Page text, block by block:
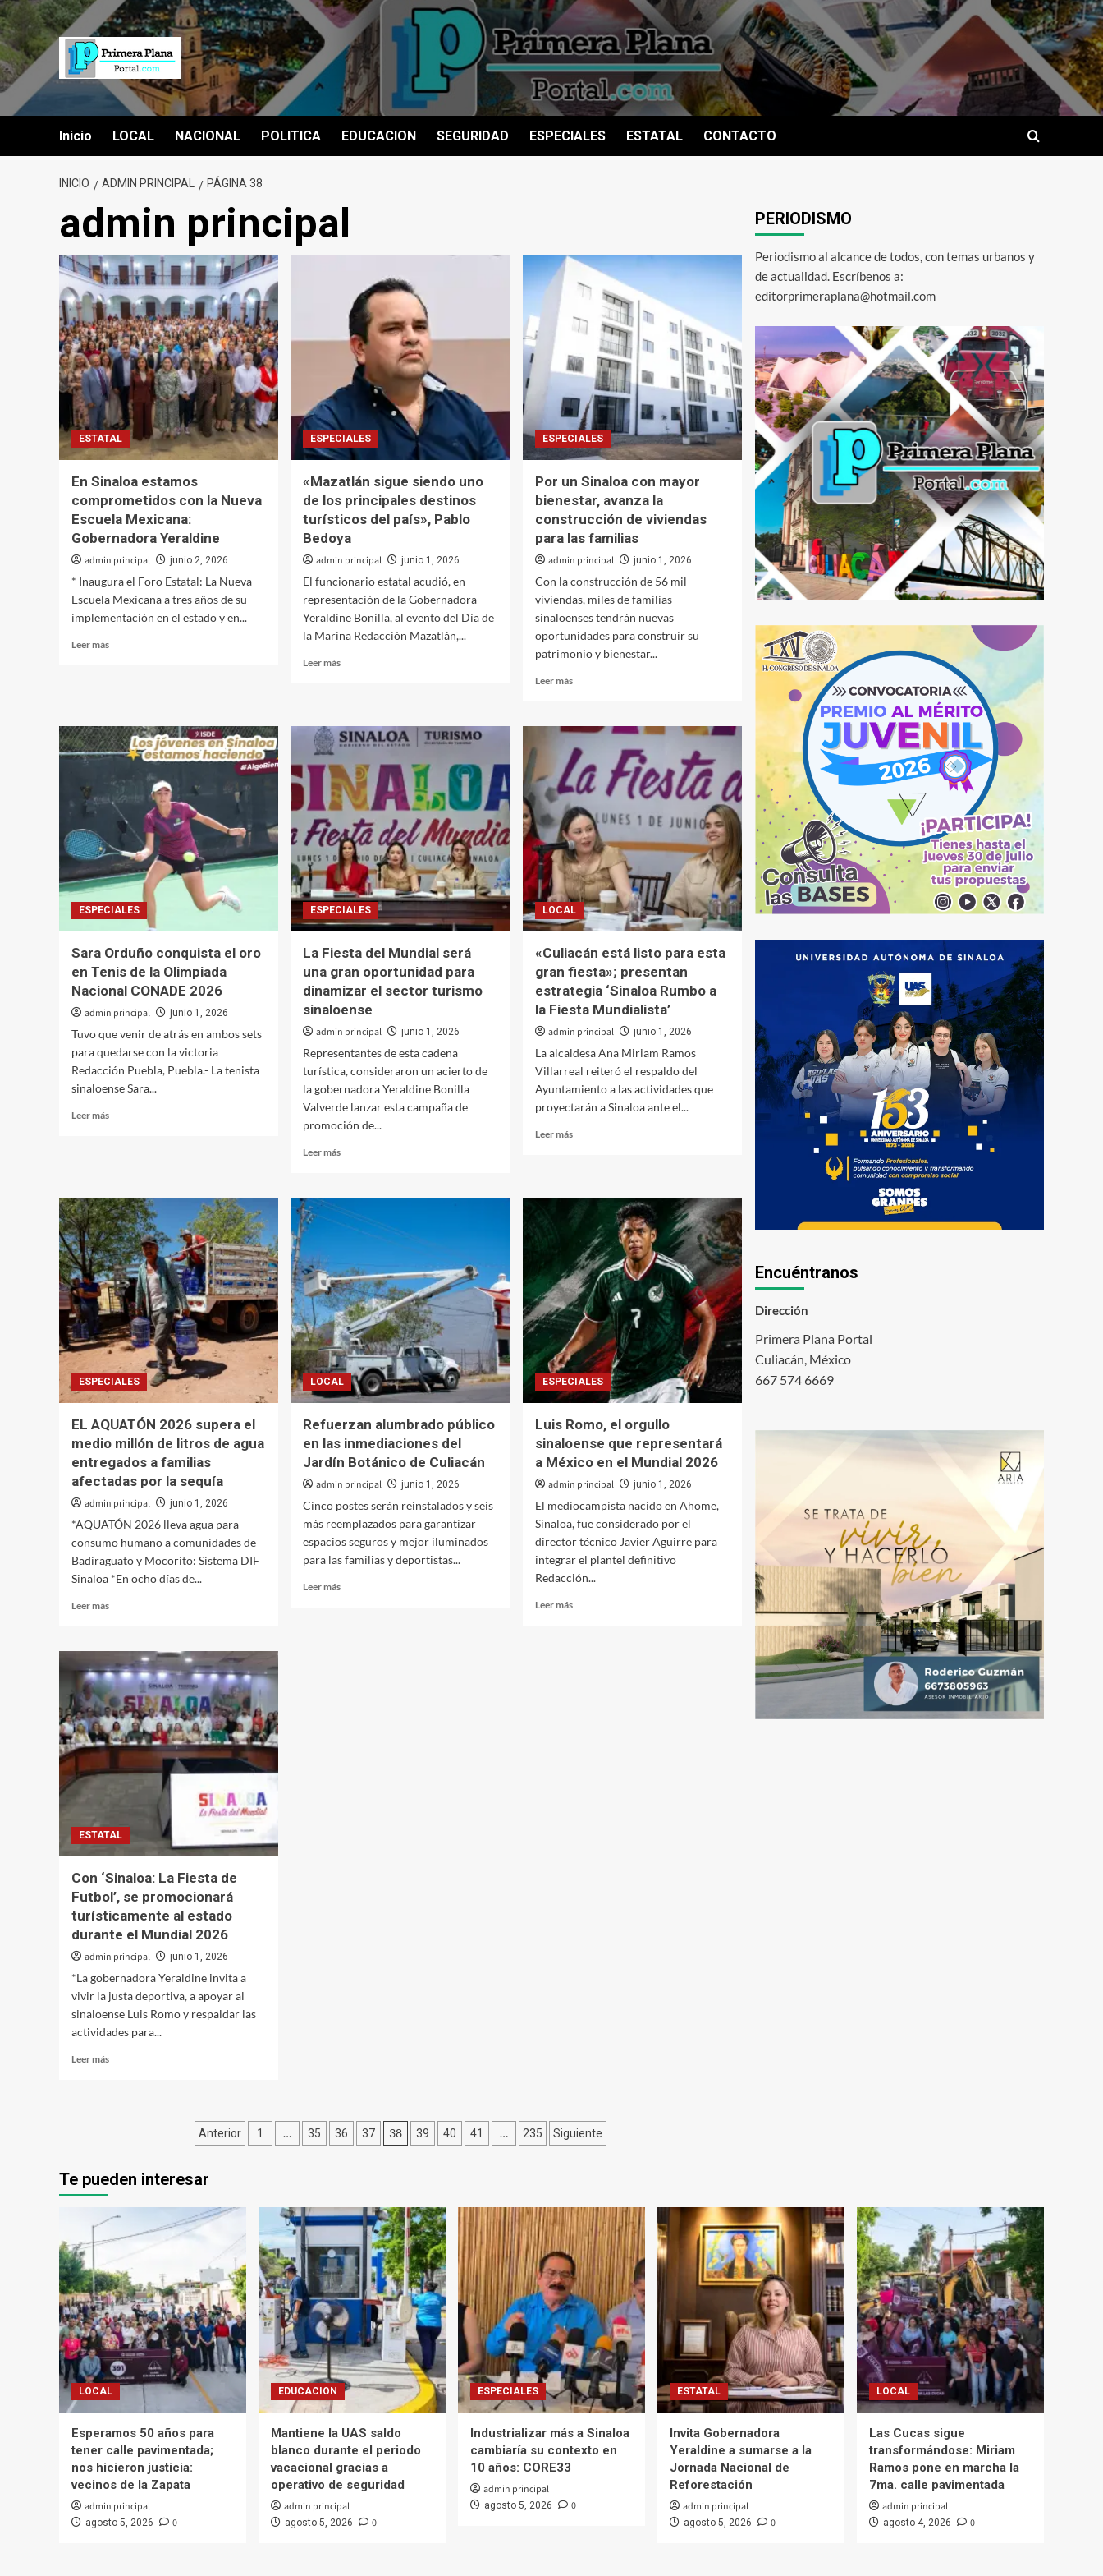
Saltar
al
contenido
Inicio LOCAL NACIONAL POLITICA EDUCACION SEGURIDAD ESPECIALES ESTATAL CONTACTO
INICIO ADMIN PRINCIPAL PÁGINA 38
admin principal
ESTATAL
En Sinaloa estamos
comprometidos con la Nueva
Escuela Mexicana:
Gobernadora Yeraldine
admin principal junio 2, 2026
* Inaugura el Foro Estatal: La Nueva
Escuela Mexicana a tres años de su
implementación en el estado y en...
Leer másLeer
comprometidos
con
Nueva
Escuela
Mexicana:
Gobernadora
Yeraldine
ESPECIALES
«Mazatlán sigue siendo uno
de los principales destinos
turísticos del país», Pablo
Bedoya
admin principal junio 1, 2026
El funcionario estatal acudió, en
representación de la Gobernadora
Yeraldine Bonilla, al evento del Día de
la Marina Redacción Mazatlán,...
Leer másLeer
siendo
de
los
principales
destinos
turísticos
del
país»,
Pablo
Bedoya
ESPECIALES
Por un Sinaloa con mayor
bienestar, avanza la
construcción de viviendas
para las familias
admin principal junio 1, 2026
Con la construcción de 56 mil
viviendas, miles de familias
sinaloenses tendrán nuevas
oportunidades para construir su
patrimonio y bienestar...
Leer másLeer
Por
Sinaloa
con
mayor
bienestar,
avanza
la
construcción
de
viviendas
para
las
familias
ESPECIALES
Sara Orduño conquista el oro
en Tenis de la Olimpiada
Nacional CONADE 2026
admin principal junio 1, 2026
Tuvo que venir de atrás en ambos sets
para quedarse con la victoria
Redacción Puebla, Puebla.- La tenista
sinaloense Sara...
Leer másLeer
el
oro
en
Tenis
de
la
Olimpiada
Nacional
CONADE
2026
ESPECIALES
La Fiesta del Mundial será
una gran oportunidad para
dinamizar el sector turismo
sinaloense
admin principal junio 1, 2026
Representantes de esta cadena
turística, consideraron un acierto de
la gobernadora Yeraldine Bonilla
Valverde lanzar esta campaña de
promoción de...
Leer másLeer
La
Fiesta
del
una
gran
oportunidad
para
dinamizar
el
sector
turismo
sinaloense
LOCAL
«Culiacán está listo para esta
gran fiesta»; presentan
estrategia ‘Sinaloa Rumbo a
la Fiesta Mundialista’
admin principal junio 1, 2026
La alcaldesa Ana Miriam Ramos
Villarreal reiteró el respaldo del
Ayuntamiento a las actividades que
proyectarán a Sinaloa ante el...
Leer másLeer
esta
gran
fiesta»;
presentan
estrategia
‘Sinaloa
Rumbo
a
la
Fiesta
Mundialista’
ESPECIALES
EL AQUATÓN 2026 supera el
medio millón de litros de agua
entregados a familias
afectadas por la sequía
admin principal junio 1, 2026
*AQUATÓN 2026 lleva agua para
consumo humano a comunidades de
Badiraguato y Mocorito: Sistema DIF
Sinaloa *En ocho días de...
Leer másLeer
EL
AQUATÓN
2026
supera
el
medio
millón
litros
a
por
la
sequía
LOCAL
Refuerzan alumbrado público
en las inmediaciones del
Jardín Botánico de Culiacán
admin principal junio 1, 2026
Cinco postes serán reinstalados y seis
más reemplazados para garantizar
espacios seguros y mejor iluminados
para las familias y deportistas...
Leer másLeer
ESPECIALES
Luis Romo, el orgullo
sinaloense que representará
a México en el Mundial 2026
admin principal junio 1, 2026
El mediocampista nacido en Ahome,
Sinaloa, fue considerado por el
director técnico Javier Aguirre para
integrar el plantel definitivo
Redacción...
Leer másLeer
ESTATAL
Con ‘Sinaloa: La Fiesta de
Futbol’, se promocionará
turísticamente al estado
durante el Mundial 2026
admin principal junio 1, 2026
*La gobernadora Yeraldine invita a
vivir la justa deportiva, a apoyar al
sinaloense Luis Romo y respaldar las
actividades para...
Leer másLeer
Futbol’,
promocionará
turísticamente
al
durante
el
Mundial
2026
Paginación
entradas
Anterior 1 … 35 36 37 38 39 40 41 … 235 Siguiente
PERIODISMO
Periodismo al alcance de todos, con temas urbanos y
de actualidad. Escríbenos a:
editorprimeraplana@hotmail.com
Encuéntranos
Dirección
Primera Plana Portal
Culiacán, México
667 574 6669
Te pueden interesar
LOCAL
Esperamos 50 años para
tener calle pavimentada;
nos hicieron justicia:
vecinos de la Zapata
admin principal
agosto 5, 2026 0
EDUCACION
Mantiene la UAS saldo
blanco durante el periodo
vacacional gracias a
operativo de seguridad
admin principal
agosto 5, 2026 0
ESPECIALES
Industrializar más a Sinaloa
cambiaría su contexto en
10 años: CORE33
admin principal
agosto 5, 2026 0
ESTATAL
Invita Gobernadora
Yeraldine a sumarse a la
Jornada Nacional de
Reforestación
admin principal
agosto 5, 2026 0
LOCAL
Las Cucas sigue
transformándose: Miriam
Ramos pone en marcha la
7ma. calle pavimentada
admin principal
agosto 4, 2026 0